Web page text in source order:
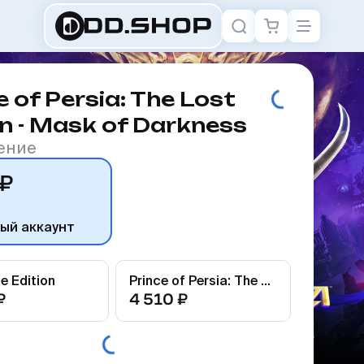
of Persia: The Lost
- Mask of Darkness
аккаунт
Edition Prince of Persia: The Lost Crown
4 510 ₽